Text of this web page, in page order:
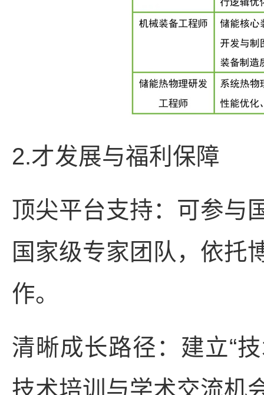
2.才发展与福利保障
顶尖平台支持：可参与
国家级专家团队，依托
作。
清晰成长路径：建立“
技术培训与学术交流机